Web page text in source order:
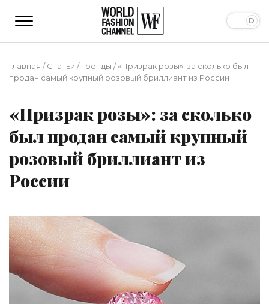
Главная /Статьи /Тренды /«Призрак розы»: за сколько был
продан самый крупный розовый бриллиант из России
«Призрак розы»: за сколько
был продан самый крупный
розовый бриллиант из
России